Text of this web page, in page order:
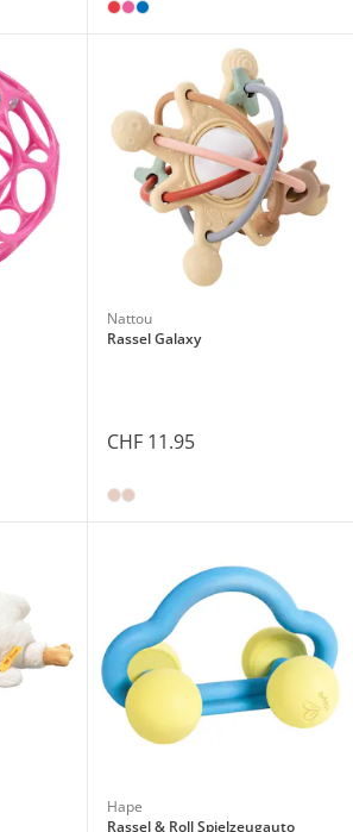
Nattou
Rassel Galaxy
CHF 11.95
Hape
Rassel & Roll Spielzeugauto